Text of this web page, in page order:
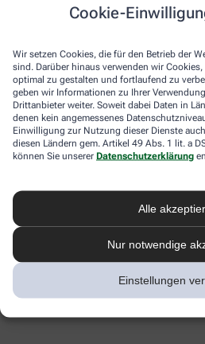
Cookie-
Wir setzen Cookies, die für den Betrieb der
sind. Darüber hinaus verwenden wir
optimal zu gestalten und fortlaufend zu
geben wir Informationen zu Ihrer
Drittanbieter weiter. Soweit dabei Daten in
denen kein angemessenes
Einwilligung zur Nutzung dieser Dienste
diesen Ländern gem. Artikel 49 Abs. 1 lit. a
können Sie unserer Datenschutzerklärung
Alle
Nur notwendige
Einstellungen